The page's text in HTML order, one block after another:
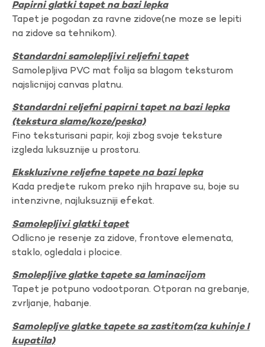
Papirni glatki tapet na bazi lepka
Tapet je pogodan za ravne zidove(ne moze se lepiti
na zidove sa tehnikom).
Standardni samolepljivi reljefni tapet
Samolepljiva PVC mat folija sa blagom teksturom
najslicnijoj canvas platnu.
Standardni reljefni papirni tapet na bazi lepka
(tekstura slame/koze/peska)
Fino teksturisani papir, koji zbog svoje teksture
izgleda luksuznije u prostoru.
Ekskluzivne reljefne tapete na bazi lepka
Kada predjete rukom preko njih hrapave su, boje su
intenzivne, najluksuzniji efekat.
Samolepljivi glatki tapet
Odlicno je resenje za zidove, frontove elemenata,
staklo, ogledala i plocice.
Smolepljive glatke tapete sa laminacijom
Tapet je potpuno vodootporan. Otporan na grebanje,
zvrljanje, habanje.
Samolepljve glatke tapete sa zastitom(za kuhinje I
kupatila)